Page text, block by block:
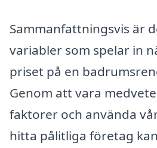
Sammanfattningsvis är
variabler som spelar in
priset på en
Genom att vara
faktorer och använda
hitta pålitliga företag